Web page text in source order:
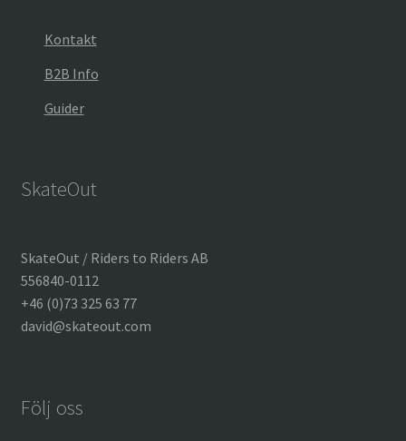
Kontakt
B2B Info
Guider
SkateOut
SkateOut / Riders to Riders AB
556840-0112
+46 (0)73 325 63 77
david@skateout.com
Följ oss